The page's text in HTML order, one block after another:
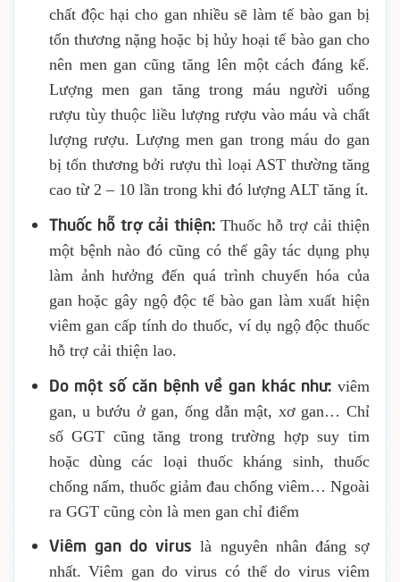
chất độc hại cho gan nhiều sẽ làm tế bào gan bị
tổn thương nặng hoặc bị hủy hoại tế bào gan cho
nên men gan cũng tăng lên một cách đáng kể.
Lượng men gan tăng trong máu người uống
rượu tùy thuộc liều lượng rượu vào máu và chất
lượng rượu. Lượng men gan trong máu do gan
bị tổn thương bởi rượu thì loại AST thường tăng
cao từ 2 – 10 lần trong khi đó lượng ALT tăng ít.
Thuốc hỗ trợ cải thiện:Thuốc hỗ trợ cải thiện
một bệnh nào đó cũng có thể gây tác dụng phụ
làm ảnh hưởng đến quá trình chuyển hóa của
gan hoặc gây ngộ độc tế bào gan làm xuất hiện
viêm gan cấp tính do thuốc, ví dụ ngộ độc thuốc
hỗ trợ cải thiện lao.
Do một số căn bệnh về gan khác như: viêm
gan, u bướu ở gan, ống dẫn mật, xơ gan… Chỉ
số GGT cũng tăng trong trường hợp suy tim
hoặc dùng các loại thuốc kháng sinh, thuốc
chống nấm, thuốc giảm đau chống viêm… Ngoài
ra GGT cũng còn là men gan chỉ điểm
Viêm gan do virus là nguyên nhân đáng sợ
nhất. Viêm gan do virus có thể do virus viêm